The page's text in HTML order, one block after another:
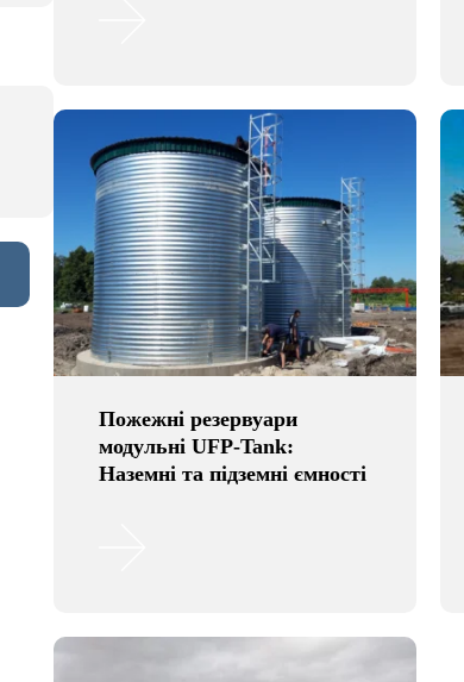
Пожежні резервуари
модульні UFP-Tank:
Наземні та підземні ємності